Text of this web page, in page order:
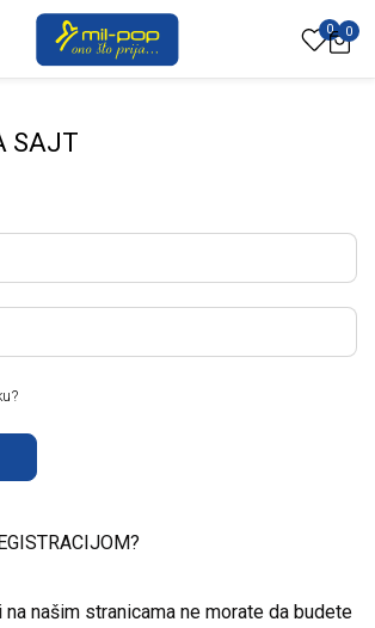
0 0
SAJT
našim stranicama ne morate da budete